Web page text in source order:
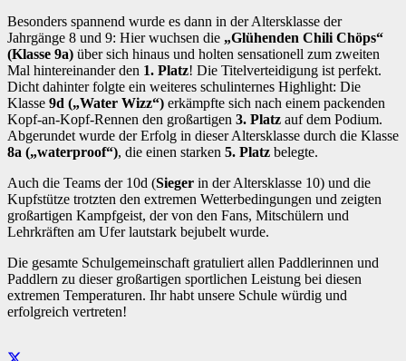
Besonders spannend wurde es dann in der Altersklasse der
Jahrgänge 8 und 9: Hier wuchsen die „Glühenden Chili Chöps“
(Klasse 9a) über sich hinaus und holten sensationell zum zweiten
Mal hintereinander den 1. Platz! Die Titelverteidigung ist perfekt.
Dicht dahinter folgte ein weiteres schulinternes Highlight: Die
Klasse 9d („Water Wizz“) erkämpfte sich nach einem packenden
Kopf-an-Kopf-Rennen den großartigen 3. Platz auf dem Podium.
Abgerundet wurde der Erfolg in dieser Altersklasse durch die Klasse
8a („waterproof“), die einen starken 5. Platz belegte.
Auch die Teams der 10d (Sieger in der Altersklasse 10) und die
Kupfstütze trotzten den extremen Wetterbedingungen und zeigten
großartigen Kampfgeist, der von den Fans, Mitschülern und
Lehrkräften am Ufer lautstark bejubelt wurde.
Die gesamte Schulgemeinschaft gratuliert allen Paddlerinnen und
Paddlern zu dieser großartigen sportlichen Leistung bei diesen
extremen Temperaturen. Ihr habt unsere Schule würdig und
erfolgreich vertreten!